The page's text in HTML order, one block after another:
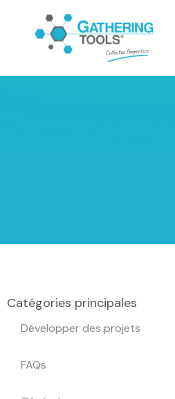
Catégories principales
Développer des projets
FAQs